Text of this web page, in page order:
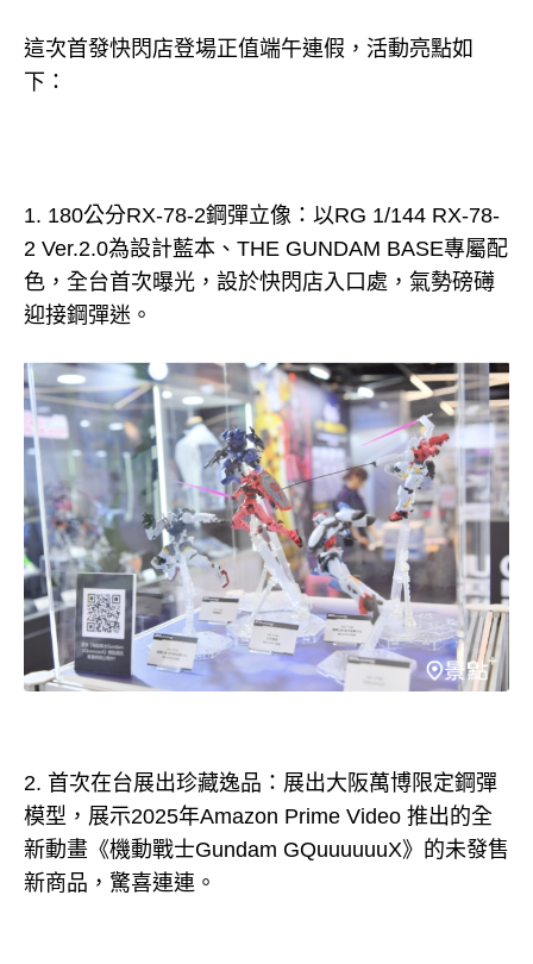
這次首發快閃店登場正值端午連假，活動亮點如
下：
1. 180公分RX-78-2鋼彈立像：以RG 1/144 RX-78-
2 Ver.2.0為設計藍本、THE GUNDAM BASE專屬配
色，全台首次曝光，設於快閃店入口處，氣勢磅礡
迎接鋼彈迷。
2. 首次在台展出珍藏逸品：展出大阪萬博限定鋼彈
模型，展示2025年Amazon Prime Video 推出的全
新動畫《機動戰士Gundam GQuuuuuuX》的未發售
新商品，驚喜連連。